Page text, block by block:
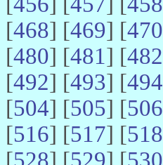
[468] [469] [470
[480] [481] [482
[492] [493] [494
[504] [505] [506
[516] [517] [518
[528] [529] [530